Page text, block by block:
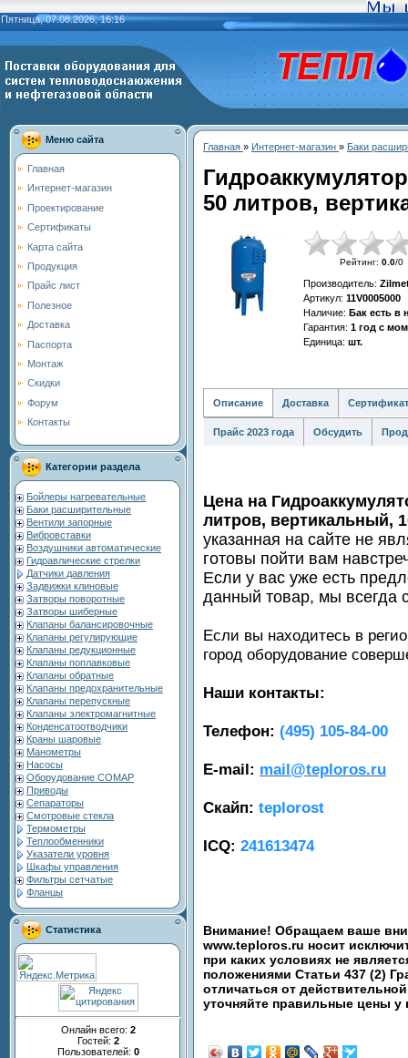
Пятница, 07.08.2026, 16:16
Меню сайта
Главная
Интернет-магазин
Проектирование
Сертификаты
Карта сайта
Продукция
Прайс лист
Полезное
Доставка
Паспорта
Монтаж
Скидки
Форум
Контакты
Категории раздела
Бойлеры нагревательные
Баки расширительные
Вентили запорные
Вибровставки
Воздушники автоматические
Гидравлические стрелки
Датчики давления
Задвижки клиновые
Затворы поворотные
Затворы шиберные
Клапаны балансировочные
Клапаны регулирующие
Клапаны редукционные
Клапаны поплавковые
Клапаны обратные
Клапаны предохранительные
Клапаны перепускные
Клапаны электромагнитные
Конденсатоотводчики
Краны шаровые
Манометры
Насосы
Оборудование COMAP
Приводы
Сепараторы
Смотровые стекла
Термометры
Теплообменники
Указатели уровня
Шкафы управления
Фильтры сетчатые
Фланцы
Статистика
Онлайн всего: 2
Гостей: 2
Пользователей: 0
Главная » Интернет-магазин » Баки
50 литров,
Рейтинг: 0.0/0
Производитель:
Артикул: 11V0005000
Наличие: Бак есть в
Гарантия: 1 год с
Единица: шт.
Описание Доставка Сертификат
Прайс 2023 года Обсудить
Цена на
литров, вертикальный,
указанная на сайте не
готовы пойти вам
Если у вас уже есть
данный товар, мы всегда
Если вы находитесь в
город оборудование
Наши контакты:
Телефон: (495) 105-84-00
E-mail: mail@teploros.ru
Скайп: teplorost
ICQ: 241613474
Внимание! Обращаем ваше
www.teploros.ru носит
при каких условиях не
положениями Статьи 437 (2)
отличаться от
уточняйте правильные цены